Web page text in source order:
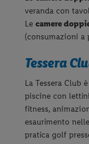
veranda con
Le camere
(consumazioni a
Tessera
La Tessera Club
piscine con
fitness,
esaurimento
pratica golf